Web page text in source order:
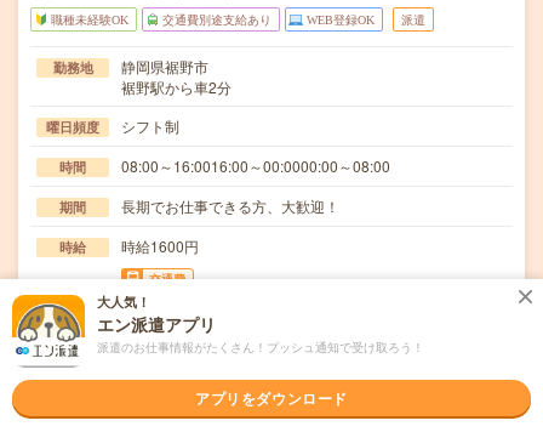
職種未経験OK 交通費別途支給あり WEB登録OK 派遣
勤務地
静岡県裾野市
裾野駅から車2分
曜日頻度 シフト制
時間 08:00～16:0016:00～00:0000:00～08:00
期間 長期でお仕事できる方、大歓迎！
時給 時給1600円
交通費
交通費規定内支給
仕事内容
製造現場の中心となる押出プレス機の操作や成形加工のオ
職種未経験OK / ブランクOK / 英語力不要
大人気！
エン派遣アプリ
派遣のお仕事情報がたくさん！プッシュ通知で受け取ろう！
アプリをダウンロード